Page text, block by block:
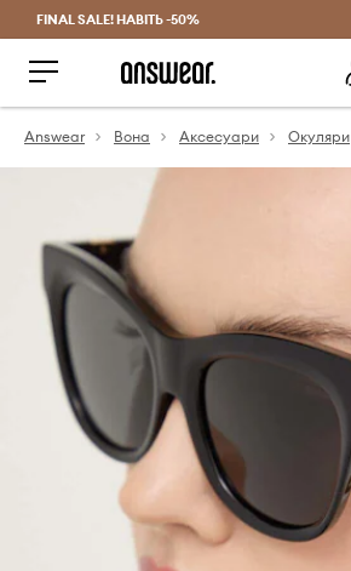
Заощаджуй з Answear Club
FINAL SALE! НАВІТЬ -50%
Answear Вона Аксесуари Окуляри